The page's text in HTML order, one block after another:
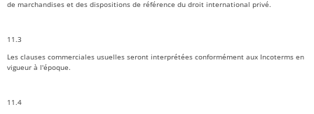
de marchandises et des dispositions de référence du droit international privé.
11.3
Les clauses commerciales usuelles seront interprétées conformément aux Incoterms en
vigueur à l'époque.
11.4